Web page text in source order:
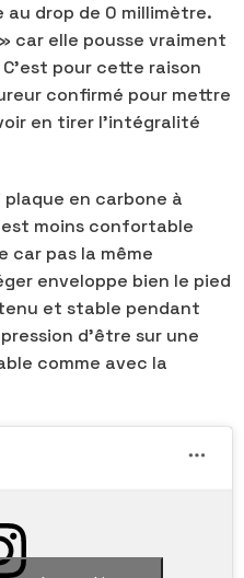
drop de 0 millimètre.
car elle pousse vraiment
pour cette raison
confirmé pour mettre
en tirer l’intégralité
plaque en carbone à
moins confortable
car pas la même
enveloppe bien le pied
et stable pendant
d’être sur une
comme avec la